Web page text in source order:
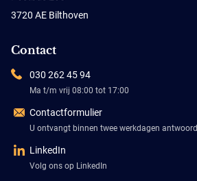
3720 AE Bilthoven
Contact
030 262 45 94
Ma t/m vrij 08:00 tot 17:00
Contactformulier
U ontvangt binnen twee werkdagen antwoord
LinkedIn
Volg ons op LinkedIn